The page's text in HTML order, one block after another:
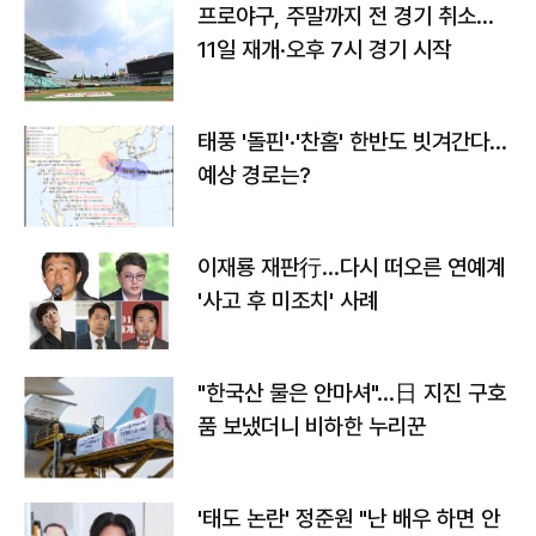
프로야구, 주말까지 전 경기 취소…
11일 재개·오후 7시 경기 시작
태풍 '돌핀'·'찬홈' 한반도 빗겨간다…
예상 경로는?
이재룡 재판行…다시 떠오른 연예계
'사고 후 미조치' 사례
"한국산 물은 안마셔"…日 지진 구호
품 보냈더니 비하한 누리꾼
'태도 논란' 정준원 "난 배우 하면 안